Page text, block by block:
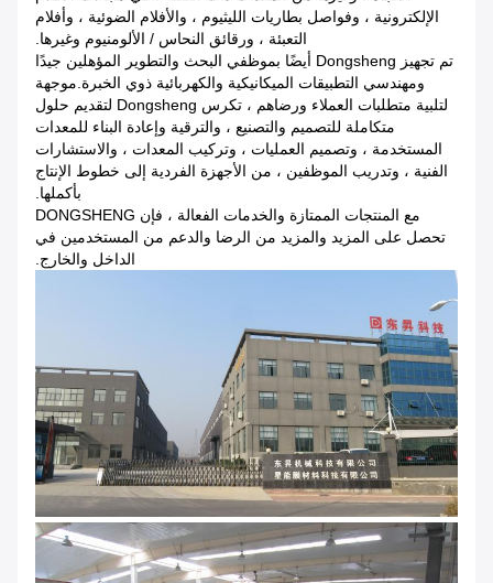
الإلكترونية ، وفواصل بطاريات الليثيوم ، والأفلام الضوئية ، وأفلام
التعبئة ، ورقائق النحاس / الألومنيوم وغيرها.
تم تجهيز Dongsheng أيضًا بموظفي البحث والتطوير المؤهلين جيدًا
ومهندسي التطبيقات الميكانيكية والكهربائية ذوي الخبرة.موجهة
لتلبية متطلبات العملاء ورضاهم ، تكرس Dongsheng لتقديم حلول
متكاملة للتصميم والتصنيع ، والترقية وإعادة البناء للمعدات
المستخدمة ، وتصميم العمليات ، وتركيب المعدات ، والاستشارات
الفنية ، وتدريب الموظفين ، من الأجهزة الفردية إلى خطوط الإنتاج
بأكملها.
مع المنتجات الممتازة والخدمات الفعالة ، فإن DONGSHENG
تحصل على المزيد والمزيد من الرضا والدعم من المستخدمين في
الداخل والخارج.